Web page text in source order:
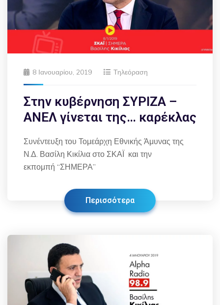
8 Ιανουαρίου, 2019 Τηλεόραση
Στην κυβέρνηση ΣΥΡΙΖΑ –
ΑΝΕΛ γίνεται της… καρέκλας
Συνέντευξη του Τομεάρχη Εθνικής Άμυνας της
Ν.Δ. Βασίλη Κικίλια στο ΣΚΑΪ και την
εκπομπή “ΣΗΜΕΡΑ”
Περισσότερα